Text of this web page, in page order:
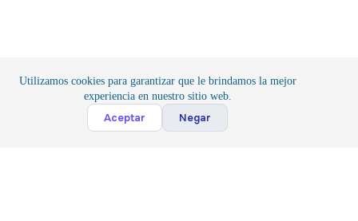
Utilizamos cookies para garantizar que le brindamos la mejor
experiencia en nuestro sitio web.
Aceptar Negar